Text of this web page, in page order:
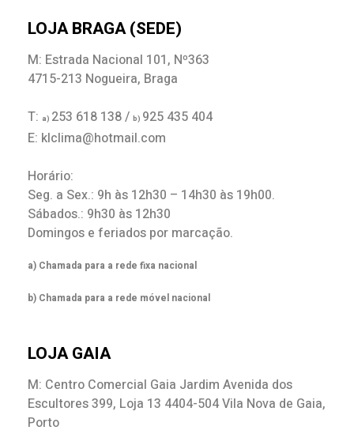
LOJA BRAGA (SEDE)
M: Estrada Nacional 101, Nº363
4715-213 Nogueira, Braga
T: a) 253 618 138 / b) 925 435 404
E: klclima@hotmail.com
Horário:
Seg. a Sex.: 9h às 12h30 – 14h30 às 19h00.
Sábados.: 9h30 às 12h30
Domingos e feriados por marcação.
a) Chamada para a rede fixa nacional
b) Chamada para a rede móvel nacional
LOJA GAIA
M: Centro Comercial Gaia Jardim Avenida dos
Escultores 399, Loja 13 4404-504 Vila Nova de Gaia,
Porto